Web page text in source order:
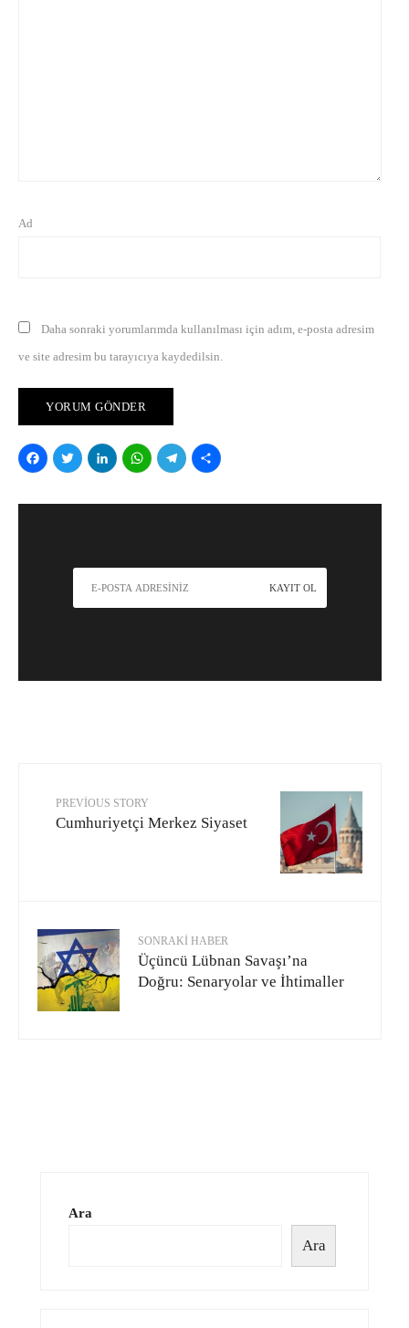
Ad
Daha sonraki yorumlarımda kullanılması için adım, e-posta adresim
ve site adresim bu tarayıcıya kaydedilsin.
Facebook
Twitter
LinkedIn
WhatsApp
Telegram
PREVIOUS STORY
Cumhuriyetçi Merkez Siyaset
SONRAKI HABER
Üçüncü Lübnan Savaşı’na
Doğru: Senaryolar ve İhtimaller
Ara
Ara